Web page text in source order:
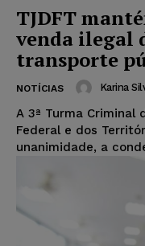
TJDFT
venda ilegal
transporte
NOTÍCIAS Karina
A 3ª Turma
Federal e dos
unanimidade, a